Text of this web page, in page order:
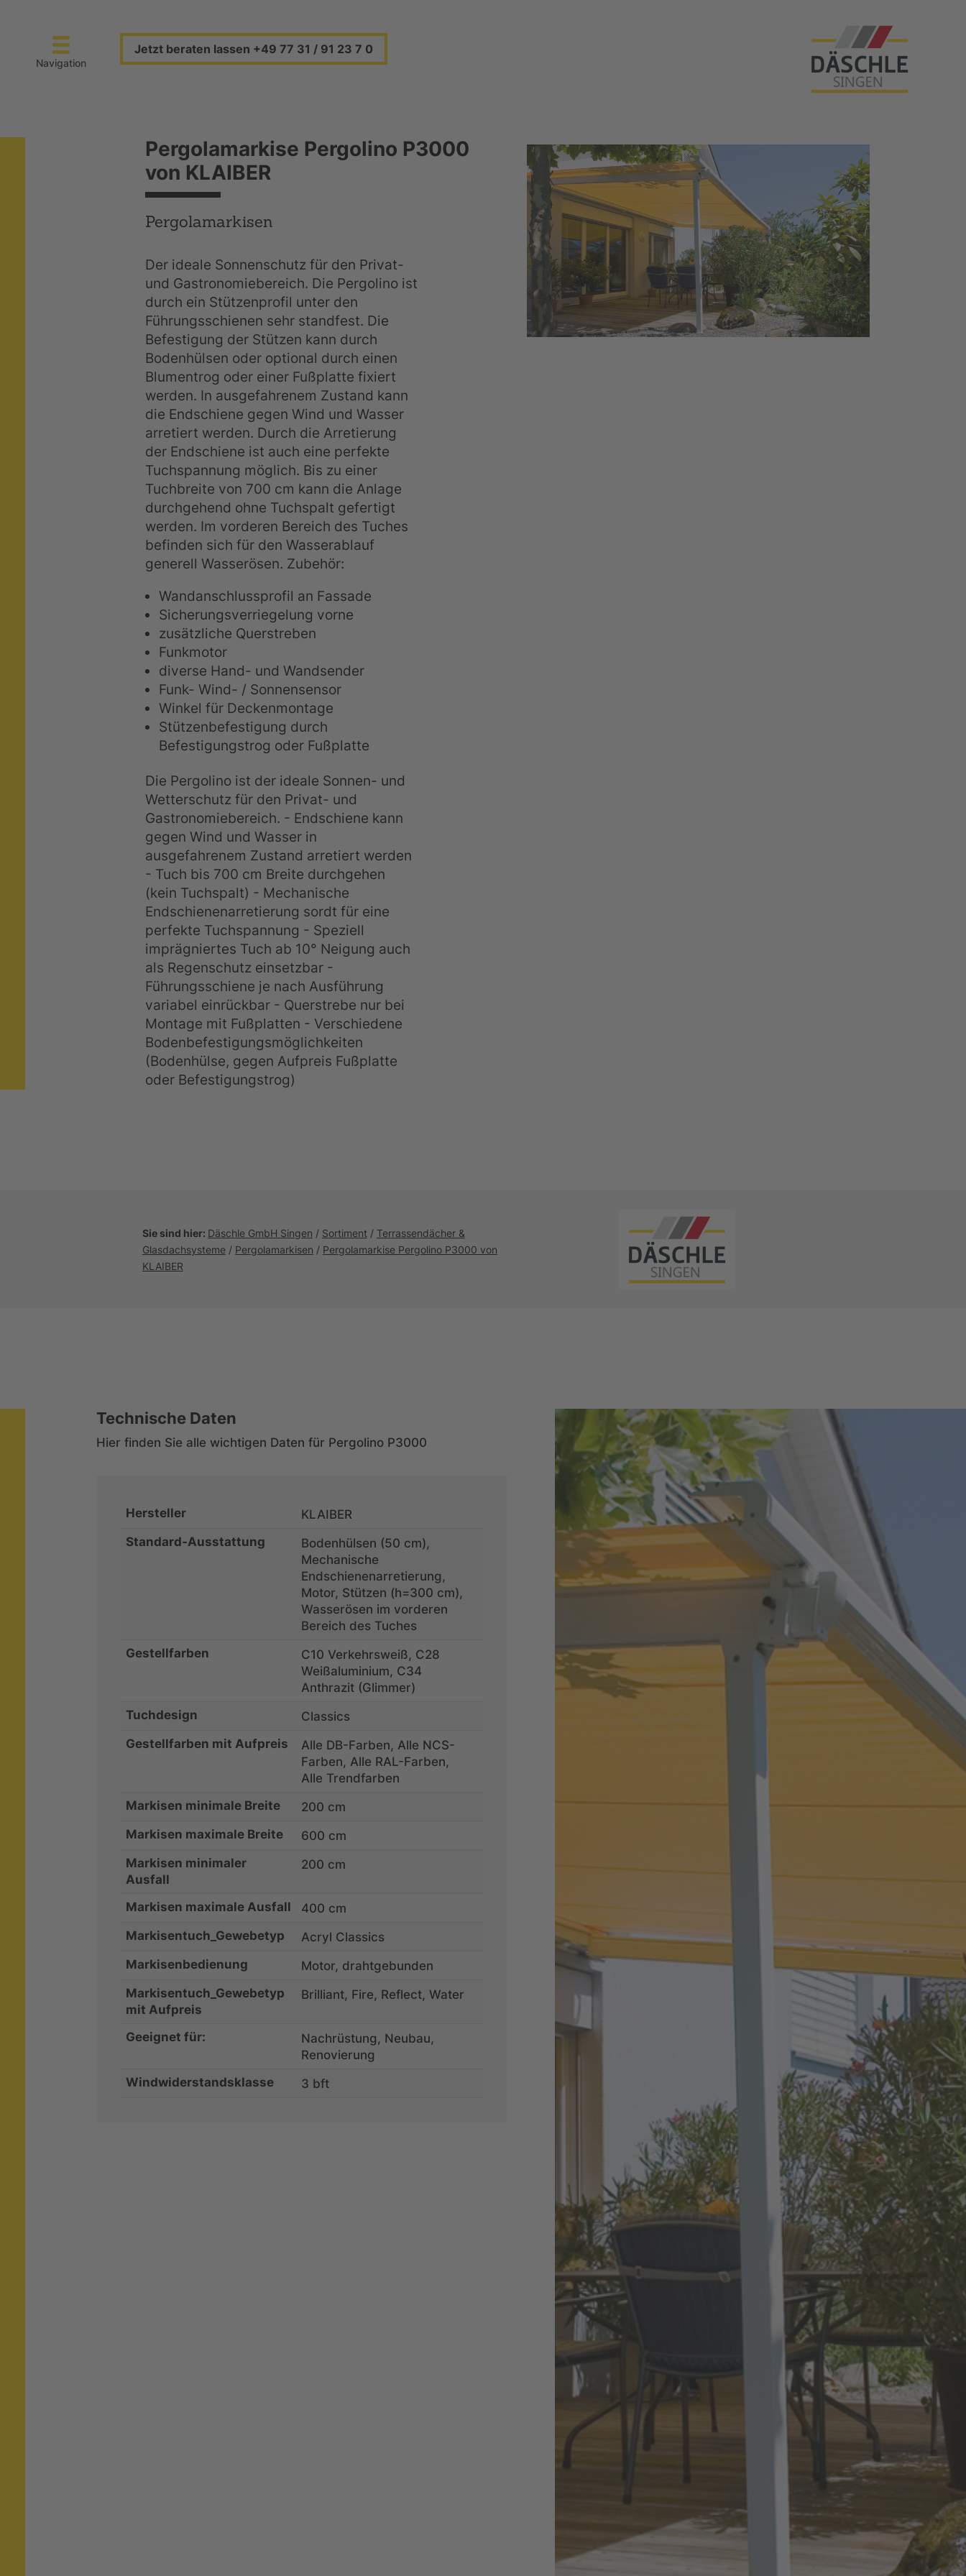
Navigation
Jetzt beraten lassen +49 77 31 / 91 23 7 0
Pergolamarkise Pergolino P3000
von KLAIBER
Pergolamarkisen
Der ideale Sonnenschutz für den Privat-
und Gastronomiebereich. Die Pergolino ist
durch ein Stützenprofil unter den
Führungsschienen sehr standfest. Die
Befestigung der Stützen kann durch
Bodenhülsen oder optional durch einen
Blumentrog oder einer Fußplatte fixiert
werden. In ausgefahrenem Zustand kann
die Endschiene gegen Wind und Wasser
arretiert werden. Durch die Arretierung
der Endschiene ist auch eine perfekte
Tuchspannung möglich. Bis zu einer
Tuchbreite von 700 cm kann die Anlage
durchgehend ohne Tuchspalt gefertigt
werden. Im vorderen Bereich des Tuches
befinden sich für den Wasserablauf
generell Wasserösen. Zubehör:
Wandanschlussprofil an Fassade
Sicherungsverriegelung vorne
zusätzliche Querstreben
Funkmotor
diverse Hand- und Wandsender
Funk- Wind- / Sonnensensor
Winkel für Deckenmontage
Stützenbefestigung durch
Befestigungstrog oder Fußplatte
Die Pergolino ist der ideale Sonnen- und
Wetterschutz für den Privat- und
Gastronomiebereich. - Endschiene kann
gegen Wind und Wasser in
ausgefahrenem Zustand arretiert werden
- Tuch bis 700 cm Breite durchgehen
(kein Tuchspalt) - Mechanische
Endschienenarretierung sordt für eine
perfekte Tuchspannung - Speziell
imprägniertes Tuch ab 10° Neigung auch
als Regenschutz einsetzbar -
Führungsschiene je nach Ausführung
variabel einrückbar - Querstrebe nur bei
Montage mit Fußplatten - Verschiedene
Bodenbefestigungsmöglichkeiten
(Bodenhülse, gegen Aufpreis Fußplatte
oder Befestigungstrog)
Sie sind hier: Däschle GmbH Singen / Sortiment / Terrassendächer &
Glasdachsysteme/ Pergolamarkisen / Pergolamarkise Pergolino P3000 von
KLAIBER
Technische Daten
Hier finden Sie alle wichtigen Daten für Pergolino P3000
Hersteller
KLAIBER
Standard-Ausstattung
Bodenhülsen (50 cm),
Mechanische
Endschienenarretierung,
Motor, Stützen (h=300 cm),
Wasserösen im vorderen
Bereich des Tuches
Gestellfarben
C10 Verkehrsweiß, C28
Weißaluminium, C34
Anthrazit (Glimmer)
Tuchdesign
Classics
Gestellfarben mit Aufpreis
Alle DB-Farben, Alle NCS-
Farben, Alle RAL-Farben,
Alle Trendfarben
Markisen minimale Breite
200 cm
Markisen maximale Breite
600 cm
Markisen minimaler
Ausfall
200 cm
Markisen maximale Ausfall
400 cm
Markisentuch_Gewebetyp
Acryl Classics
Markisenbedienung
Motor, drahtgebunden
Markisentuch_Gewebetyp
mit Aufpreis
Brilliant, Fire, Reflect, Water
Geeignet für:
Nachrüstung, Neubau,
Renovierung
Windwiderstandsklasse
3 bft